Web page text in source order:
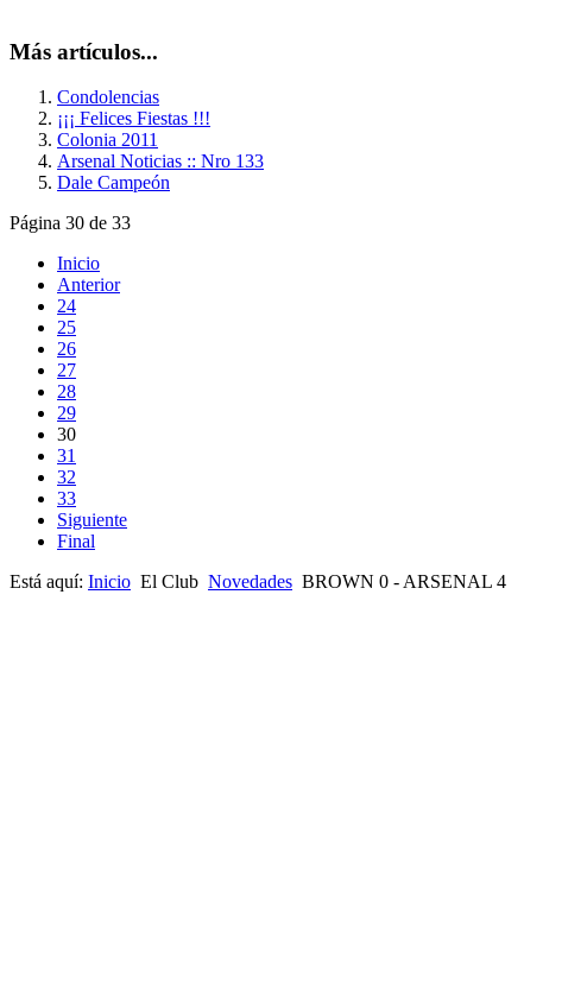
Más artículos...
Condolencias
¡¡¡ Felices Fiestas !!!
Colonia 2011
Arsenal Noticias :: Nro 133
Dale Campeón
Página 30 de 33
Inicio
Anterior
24
25
26
27
28
29
30
31
32
33
Siguiente
Final
Está aquí: Inicio El Club Novedades BROWN 0 - ARSENAL 4